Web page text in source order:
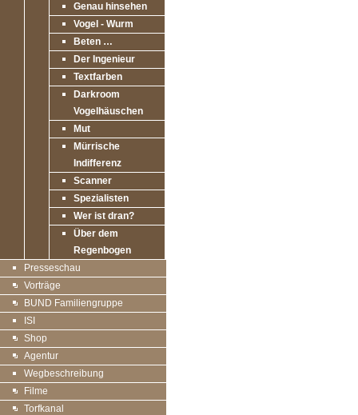
Genau hinsehen
Vogel - Wurm
Beten …
Der Ingenieur
Textfarben
Darkroom
Vogelhäuschen
Mut
Mürrische
Indifferenz
Scanner
Spezialisten
Wer ist dran?
Über dem
Regenbogen
Presseschau
Vorträge
BUND Familiengruppe
ISI
Shop
Agentur
Wegbeschreibung
Filme
Torfkanal